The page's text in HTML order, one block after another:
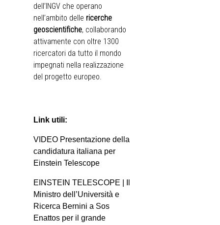
dell’INGV che operano
nell’ambito delle ricerche
geoscientifiche, collaborando
attivamente con oltre 1300
ricercatori da tutto il mondo
impegnati nella realizzazione
del progetto europeo.
Link utili:
VIDEO Presentazione della
candidatura italiana per
Einstein Telescope
EINSTEIN TELESCOPE | Il
Ministro dell’Università e
Ricerca Bernini a Sos
Enattos per il grande